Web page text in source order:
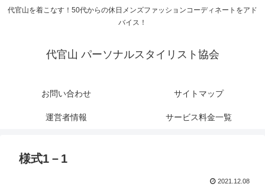
代官山を着こなす！50代からの休日メンズファッションコーディネートをアド
バイス！
代官山 パーソナルスタイリスト協会
お問い合わせ サイトマップ
運営者情報 サービス料金一覧
様式1－1
2021.12.08